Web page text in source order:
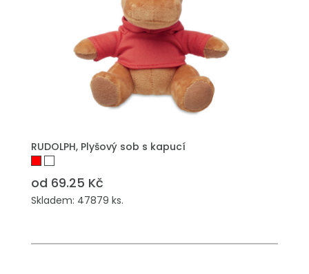
RUDOLPH, Plyšový sob s kapucí
od 69.25 Kč
Skladem: 47879 ks.